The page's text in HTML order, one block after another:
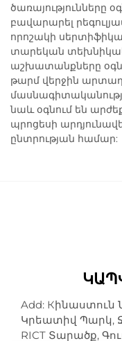
ծառայությունները
բավարարել
որոշակի
տարեկան
աշխատանքները
թարմ վերջին
նաև օգնում են
պրոցեսի
ընտրության համար:
Add: Кինաստուն
Կրեատիվ Պարկ,
RICT Տարածք,